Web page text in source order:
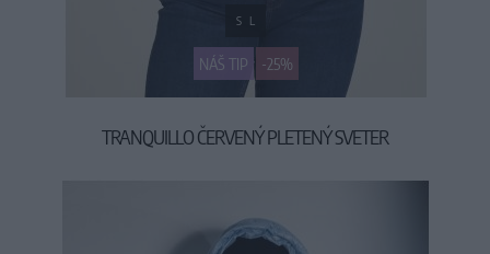
NÁŠ TIP -25%
S L
TRANQUILLO ČERVENÝ PLETENÝ SVETER